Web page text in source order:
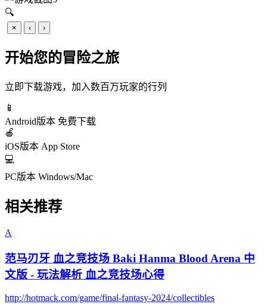
🔍
× ‹ ›
开始您的冒险之旅
立即下载游戏，加入数百万玩家的行列
📱
Android版本 免费下载
🍎
iOS版本 App Store
💻
PC版本 Windows/Mac
相关推荐
A
范马刃牙 血之竞技场 Baki Hanma Blood Arena 中
文版 - 玩法解析 血之竞技场心得
http://hotmack.com/game/final-fantasy-2024/collectibles